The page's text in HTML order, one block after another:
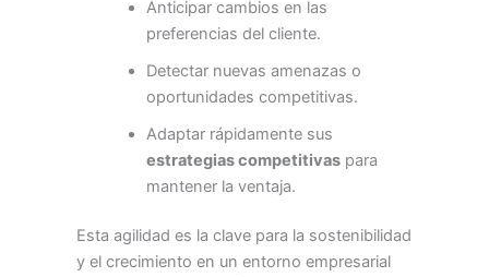
Anticipar cambios en las
preferencias del cliente.
Detectar nuevas amenazas o
oportunidades competitivas.
Adaptar rápidamente sus
estrategias competitivaspara
mantener la ventaja.
Esta agilidad es la clave para la sostenibilidad
y el crecimiento en un entorno empresarial